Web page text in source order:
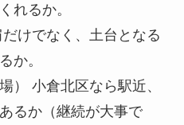
れるか。
けでなく、土台となる
か。
） 小倉北区なら駅近、
るか（継続が大事で